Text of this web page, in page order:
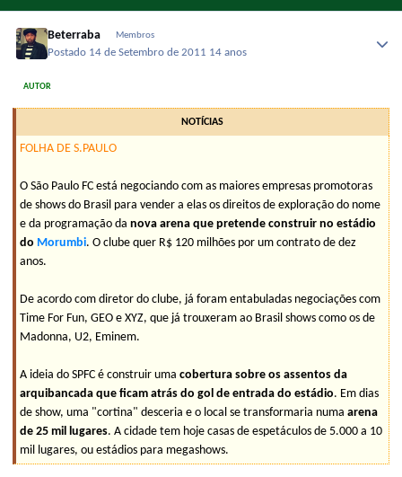
Beterraba Membros
Postado 14 de Setembro de 2011 14 anos
AUTOR
NOTÍCIAS
FOLHA DE S.PAULO
O São Paulo FC está negociando com as maiores empresas promotoras
de shows do Brasil para vender a elas os direitos de exploração do nome
e da programação da nova arena que pretende construir no estádio
do Morumbi. O clube quer R$ 120 milhões por um contrato de dez
anos.
De acordo com diretor do clube, já foram entabuladas negociações com
Time For Fun, GEO e XYZ, que já trouxeram ao Brasil shows como os de
Madonna, U2, Eminem.
A ideia do SPFC é construir uma cobertura sobre os assentos da
arquibancada que ficam atrás do gol de entrada do estádio. Em dias
de show, uma "cortina" desceria e o local se transformaria numa arena
de 25 mil lugares. A cidade tem hoje casas de espetáculos de 5.000 a 10
mil lugares, ou estádios para megashows.